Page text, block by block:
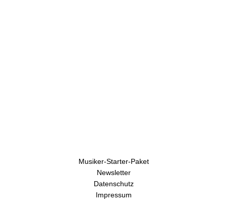
Musiker-Starter-Paket
Newsletter
Datenschutz
Impressum